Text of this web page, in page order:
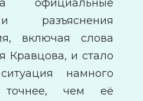
официальные
разъяснения
включая слова
Кравцова, и стало
намного
чем её